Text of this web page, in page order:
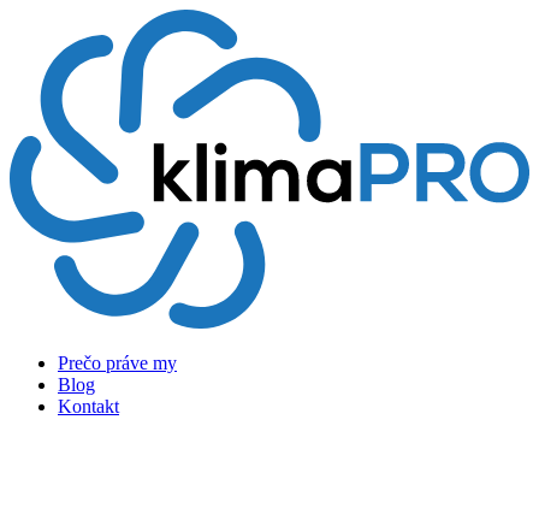
obsah
Prečo práve my
Blog
Kontakt